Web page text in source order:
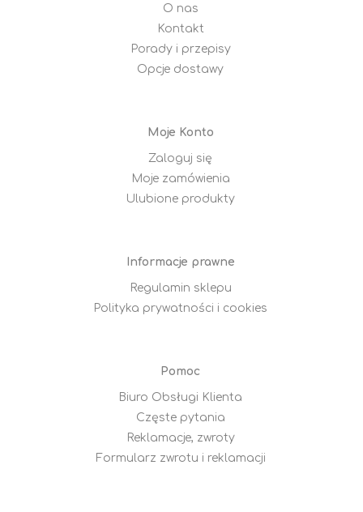
O nas
Kontakt
Porady i przepisy
Opcje dostawy
Moje Konto
Zaloguj się
Moje zamówienia
Ulubione produkty
Informacje prawne
Regulamin sklepu
Polityka prywatności i cookies
Pomoc
Biuro Obsługi Klienta
Częste pytania
Reklamacje, zwroty
Formularz zwrotu i reklamacji